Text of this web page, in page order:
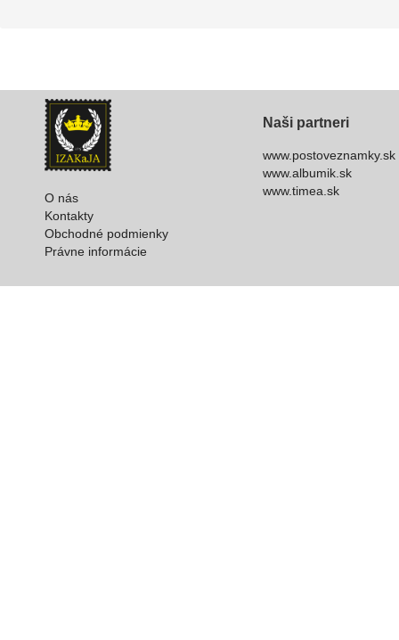
O nás
Kontakty
Obchodné podmienky
Právne informácie
Naši partneri
www.postoveznamky.sk
www.albumik.sk
www.timea.sk